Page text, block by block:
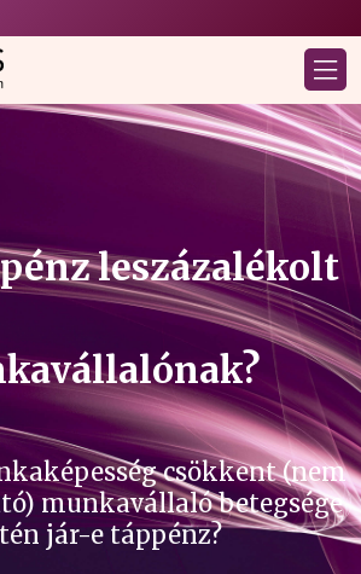
leszázalékolt
csökkent (nem
munkavállaló betegsége
jár-e táppénz?